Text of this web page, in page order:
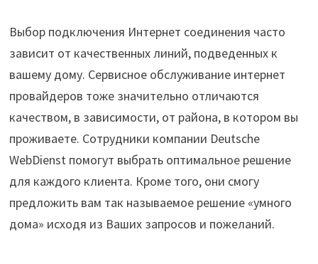
Выбор подключения Интернет соединения часто
зависит от качественных линий, подведенных к
вашему дому. Сервисное обслуживание интернет
провайдеров тоже значительно отличаются
качеством, в зависимости, от района, в котором вы
проживаете. Сотрудники компании Deutsche
WebDienst помогут выбрать оптимальное решение
для каждого клиента. Кроме того, они смогу
предложить вам так называемое решение «умного
дома» исходя из Ваших запросов и пожеланий.